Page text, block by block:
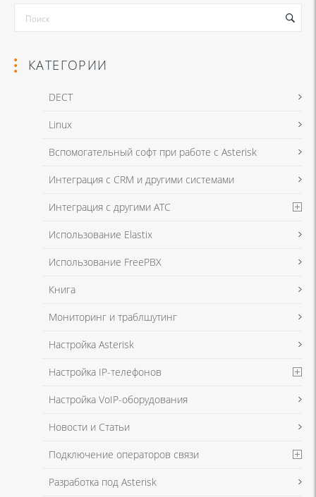
Я даю согласие на обработку моих персональных данных для связи
в соответствии с Политикой в отношении обработки персональных
Я даю согласие на обработку моих персональных данных для связи
в соответствии с Политикой в отношении обработки персональных
КАТЕГОРИИ
DECT
Linux
Вспомогательный софт при работе с Asterisk
Интеграция с CRM и другими системами
Интеграция с другими АТС
Использование Elastix
Использование FreePBX
Книга
Мониторинг и траблшутинг
Настройка Asterisk
Настройка IP-телефонов
Настройка VoIP-оборудования
Новости и Статьи
Подключение операторов связи
Разработка под Asterisk